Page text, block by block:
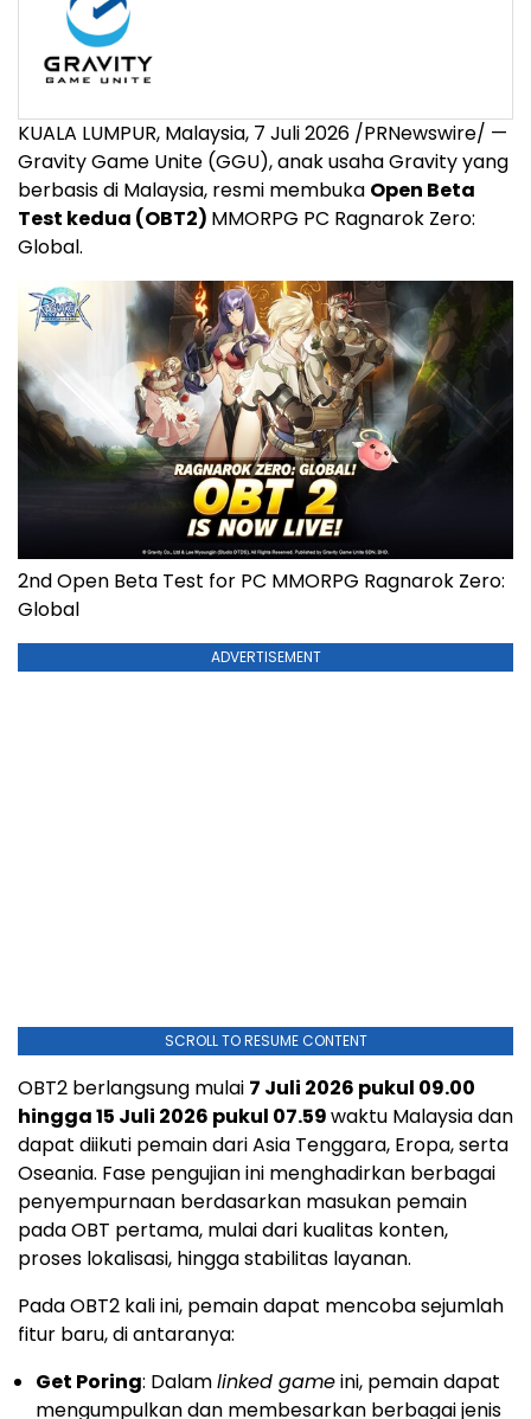
KUALA LUMPUR, Malaysia, 7 Juli 2026 /PRNewswire/ —
Gravity Game Unite (GGU), anak usaha Gravity yang
berbasis di Malaysia, resmi membuka Open Beta
Test kedua (OBT2) MMORPG PC Ragnarok Zero:
Global.
2nd Open Beta Test for PC MMORPG Ragnarok Zero:
Global
ADVERTISEMENT
SCROLL TO RESUME CONTENT
OBT2 berlangsung mulai 7 Juli 2026 pukul 09.00
hingga 15 Juli 2026 pukul 07.59waktu Malaysia dan
dapat diikuti pemain dari Asia Tenggara, Eropa, serta
Oseania. Fase pengujian ini menghadirkan berbagai
penyempurnaan berdasarkan masukan pemain
pada OBT pertama, mulai dari kualitas konten,
proses lokalisasi, hingga stabilitas layanan.
Pada OBT2 kali ini, pemain dapat mencoba sejumlah
fitur baru, di antaranya:
Get Poring: Dalamlinked gameini, pemain dapat
mengumpulkan dan membesarkan berbagai jenis